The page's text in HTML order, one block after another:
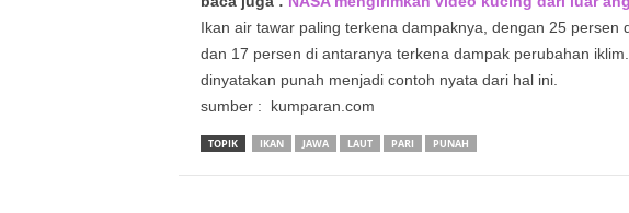
Ikan air tawar paling terkena dampaknya, dengan 25 persen
dan 17 persen di antaranya terkena dampak perubahan
dinyatakan punah menjadi contoh nyata dari hal ini.
sumber : kumparan.com
TOPIK IKAN JAWA LAUT PARI PUNAH